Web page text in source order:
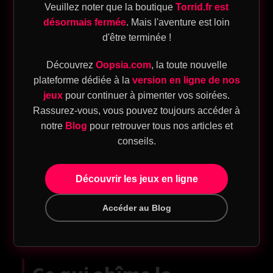
Vous anticipez
les besoins de
l’autre
Attention, mémoire
émotionnelle,
bienveillance
Les désaccords
n’explosent
pas
Clarté,gestion des
conflitset respect
entretenez des
projets
communs
Cap partagé,
sentiment de “nous”
Veuillez noter que la boutique Torrid.fr est
désormais fermée. Mais l'aventure est loin
d'être terminée !
Découvrez Oopsia.com, la toute nouvelle
plateforme dédiée à la version en ligne de nos
jeux pour continuer à pimenter vos soirées.
Rassurez-vous, vous pouvez toujours accéder à
notre Blog pour retrouver tous nos articles et
conseils.
Découvrir les jeux en ligne
Accéder au Blog